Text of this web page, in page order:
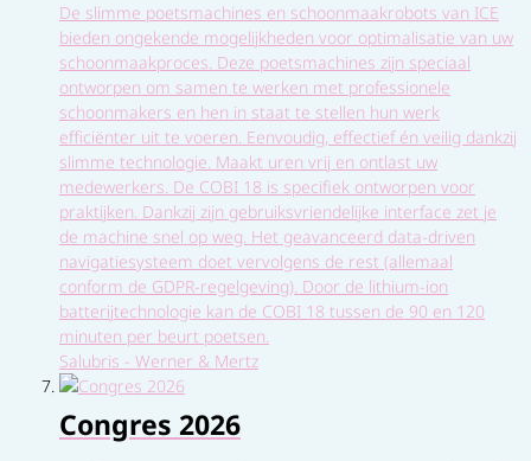
De slimme poetsmachines en schoonmaakrobots van ICE
bieden ongekende mogelijkheden voor optimalisatie van uw
schoonmaakproces. Deze poetsmachines zijn speciaal
ontworpen om samen te werken met professionele
schoonmakers en hen in staat te stellen hun werk
efficiënter uit te voeren. Eenvoudig, effectief én veilig dankzij
slimme technologie. Maakt uren vrij en ontlast uw
medewerkers. De COBI 18 is specifiek ontworpen voor
praktijken. Dankzij zijn gebruiksvriendelijke interface zet je
de machine snel op weg. Het geavanceerd data-driven
navigatiesysteem doet vervolgens de rest (allemaal
conform de GDPR-regelgeving). Door de lithium-ion
batterijtechnologie kan de COBI 18 tussen de 90 en 120
minuten per beurt poetsen.
Salubris - Werner & Mertz
Congres 2026